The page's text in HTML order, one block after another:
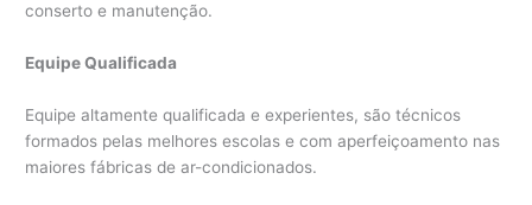
conserto e manutenção.
Equipe Qualificada
Equipe altamente qualificada e experientes, são técnicos
formados pelas melhores escolas e com aperfeiçoamento nas
maiores fábricas de ar-condicionados.